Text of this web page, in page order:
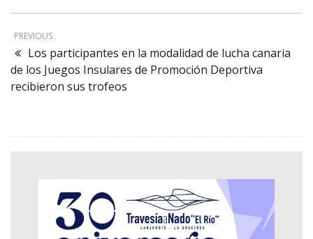
PREVIOUS
Los participantes en la modalidad de lucha canaria
de los Juegos Insulares de Promoción Deportiva
recibieron sus trofeos